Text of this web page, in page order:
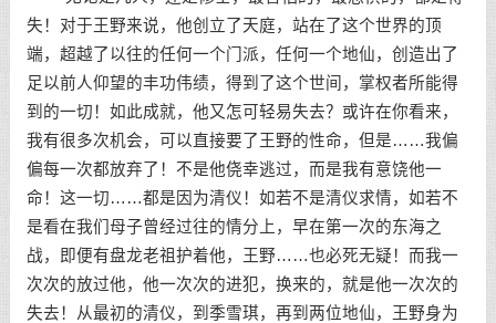
失！对于王野来说，他创立了天庭，站在了这个世界的顶
端，超越了以往的任何一个门派，任何一个地仙，创造出了
足以前人仰望的丰功伟绩，得到了这个世间，掌权者所能得
到的一切！如此成就，他又怎可轻易失去？或许在你看来，
我有很多次机会，可以直接要了王野的性命，但是……我偏
偏每一次都放弃了！不是他侥幸逃过，而是我有意饶他一
命！这一切……都是因为清仪！如若不是清仪求情，如若不
是看在我们母子曾经过往的情分上，早在第一次的东海之
战，即便有盘龙老祖护着他，王野……也必死无疑！而我一
次次的放过他，他一次次的进犯，换来的，就是他一次次的
失去！从最初的清仪，到季雪琪，再到两位地仙，王野身为